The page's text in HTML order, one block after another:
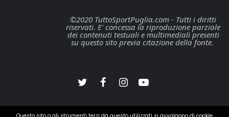
©2020 TuttoSportPuglia.com - Tutti i diritti
riservati. E' concessa la riproduzione parziale
dei contenuti testuali e multimediali presenti
su questo sito previa citazione della fonte.